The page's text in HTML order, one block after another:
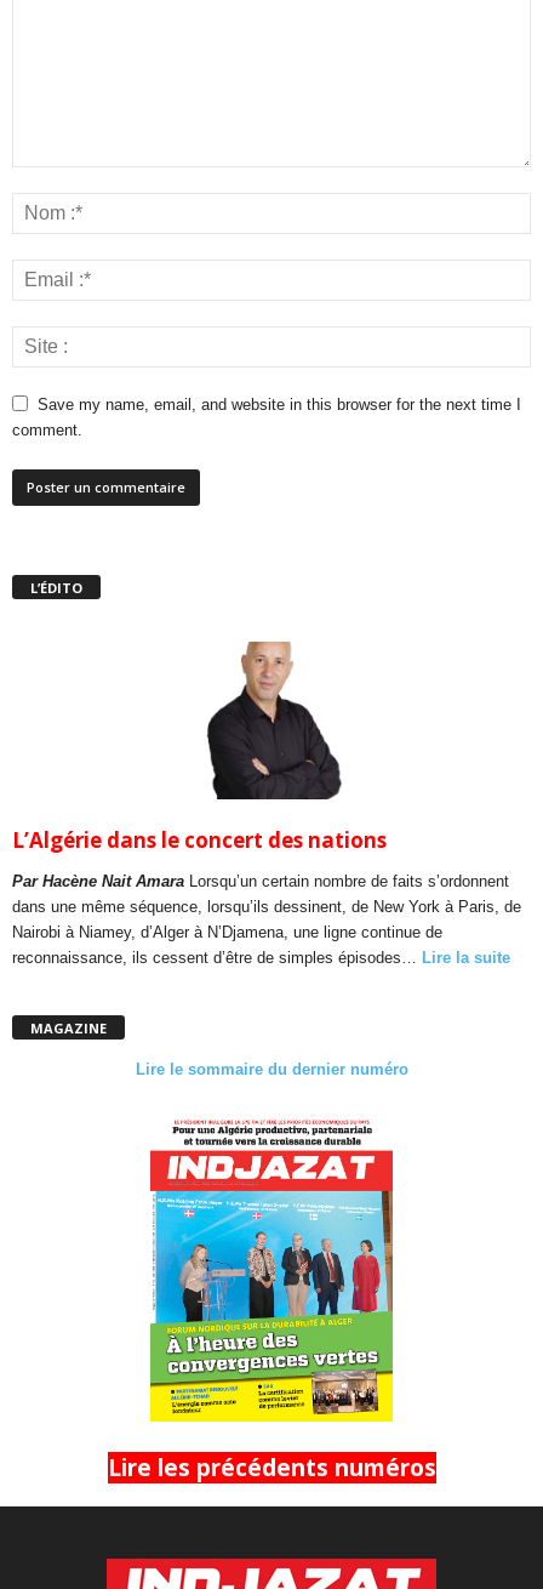
Save my name, email, and website in this browser for the next time I
comment.
L’ÉDITO
L’Algérie dans le concert des nations
Par Hacène Nait Amara
Lorsqu’un certain nombre de faits s’ordonnent
dans une même séquence, lorsqu’ils dessinent, de New York à Paris, de
Nairobi à Niamey, d’Alger à N’Djamena, une ligne continue de
reconnaissance, ils cessent d’être de simples épisodes…
Lire la suite
MAGAZINE
Lire le sommaire du dernier numéro
Lire les précédents numéros